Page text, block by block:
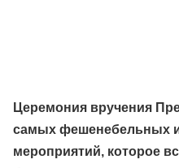
Церемония вручения
самых фешенебельных
мероприятий, которое